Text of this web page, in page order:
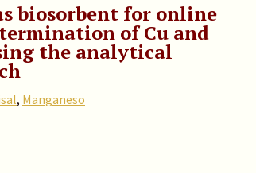
biosorbent for online
of Cu and
the analytical
, Manganeso